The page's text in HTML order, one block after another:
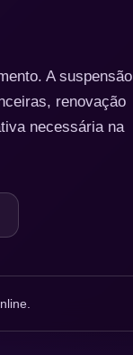
A suspensão
renovação
necessária na